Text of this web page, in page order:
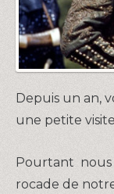
Depuis un an,
une petite
Pourtant nous
rocade de